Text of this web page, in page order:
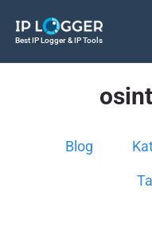
Best IP Logger & IP Tools
Blog